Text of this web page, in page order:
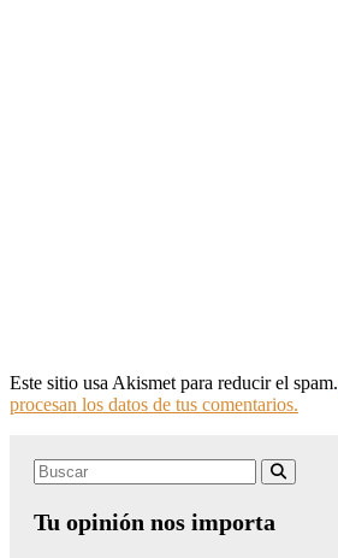
Este sitio usa Akismet para reducir el spam.
procesan los datos de tus comentarios.
Search
Tu opinión nos importa